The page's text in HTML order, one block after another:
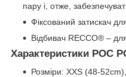
пару і, отже,
Фіксований затискач
Відбивач RECCO® –
Характеристики POC
Розміри: XXS (48-